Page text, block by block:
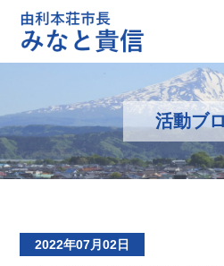
活動ブ
2022年07月02日